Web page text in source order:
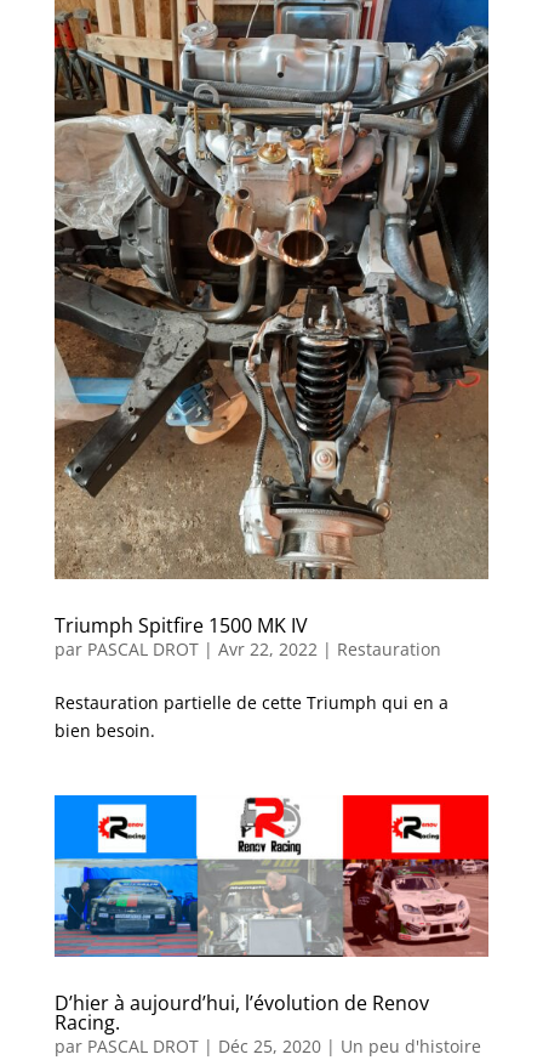
Triumph Spitfire 1500 MK IV
par PASCAL DROT| Avr 22, 2022 | Restauration
Restauration partielle de cette Triumph qui en a
bien besoin.
D’hier à aujourd’hui, l’évolution de Renov
Racing.
par PASCAL DROT| Déc 25, 2020| Un peu d'histoire